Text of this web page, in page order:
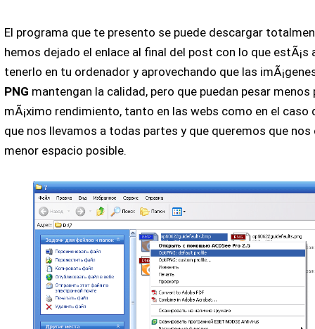
El programa que te presento se puede descargar
hemos dejado el enlace al final del post con lo que estÃ¡s
tenerlo en tu ordenador y aprovechando que las
PNG mantengan la calidad, pero que puedan pesar menos
mÃ¡ximo rendimiento, tanto en las webs como en el caso
que nos llevamos a todas partes y que queremos que nos
menor espacio posible.